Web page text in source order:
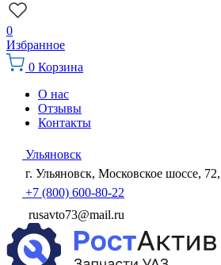
0
Избранное
0 Корзина
О нас
Отзывы
Контакты
Ульяновск
г. Ульяновск, Московское шоссе,
+7 (800) 600-80-22
rusavto73@mail.ru